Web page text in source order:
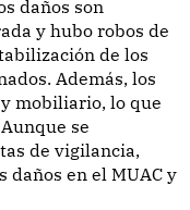
daños son
y hubo robos de
de los
Además, los
mobiliario, lo que
se
de vigilancia,
daños en el MUAC y